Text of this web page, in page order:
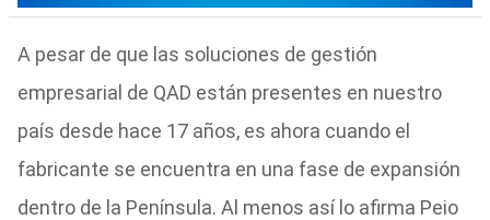
A pesar de que las soluciones de gestión
empresarial de QAD están presentes en nuestro
país desde hace 17 años, es ahora cuando el
fabricante se encuentra en una fase de expansión
dentro de la Península. Al menos así lo afirma Peio